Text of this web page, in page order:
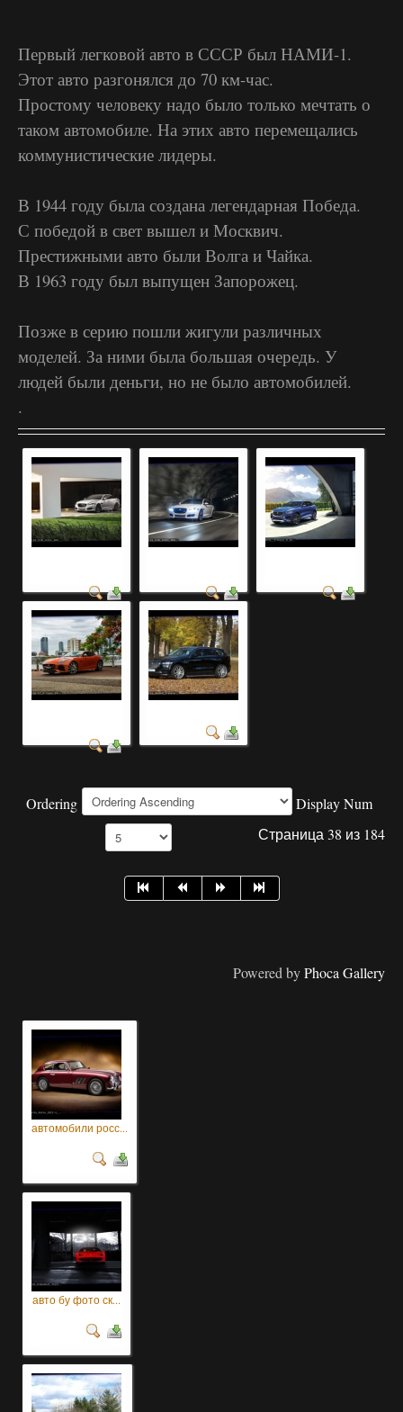
Первый легковой авто в СССР был НАМИ-1.
Этот авто разгонялся до 70 км-час.
Простому человеку надо было только мечтать о
таком автомобиле. На этих авто перемещались
коммунистические лидеры.
В 1944 году была создана легендарная Победа.
С победой в свет вышел и Москвич.
Престижными авто были Волга и Чайка.
В 1963 году был выпущен Запорожец.
Позже в серию пошли жигули различных
моделей. За ними была большая очередь. У
людей были деньги, но не было автомобилей.
.
Ordering
Display Num
Страница 38 из 184
Powered byPhoca Gallery
автомобили росс...
авто бу фото ск...